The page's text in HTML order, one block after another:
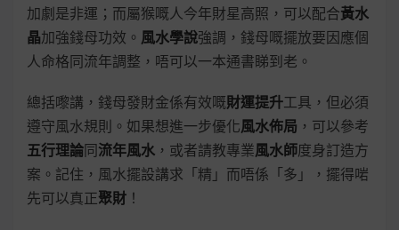
加劇是非運；而屬猴嘅人今年財星高照，可以配合黃水
晶加強錢母功效。 風水學說強調，錢母嘅擺放要因應個
人命格同流年調整，唔可以一本通書睇到老。
總括嚟講，錢母發財金係有效嘅財運提升工具，但必須
遵守風水規則。如果想進一步優化風水佈局 ，可以參考
五行理論同流年風水 ，或者請教專業風水師度身訂造方
案。記住，風水擺設講求「精」而唔係「多」，擺得啱
先可以真正聚財 ！